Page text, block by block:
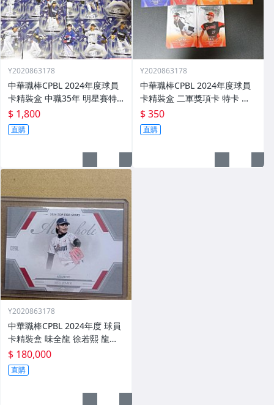
Y2020863178
中華職棒CPBL 2024年度球員
卡精裝盒 中職35年 明星賽特
卡 全套62張不重複 周思齊 王
威晨 詹子賢 江坤宇 陳傑憲 陳
晨威 陳重羽 林安可 戴培峰 等
$ 1,800
直購
Y2020863178
中華職棒CPBL 2024年度球員
卡精裝盒 二軍獎項卡 特卡 一
套 共十張 劉家翔 林耀煌 溫展
樂 藍愷青 黃柏豪 張士綸 凱力
士
$ 350
直購
Y2020863178
中華職棒CPBL 2024年度 球員
卡精裝盒 味全龍 徐若熙 龍之
子 A級球星三折頁簽名書卡 親
簽 大PATCH 交換卡 限5張 超
大獎 軟體銀行鷹 旅日強投
$ 180,000
直購